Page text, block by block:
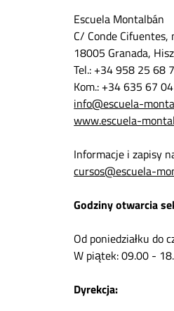
Escuela Montalbán
C/ Conde Cifuentes,
18005 Granada,
Tel.: +34 958 25 68
Kom.: +34 635 67
info@escuela-
www.escuela-
Informacje i zapisy
cursos@escuela-
Godziny otwarcia
Od poniedziałku do
W piątek: 09.00 -
Dyrekcja: